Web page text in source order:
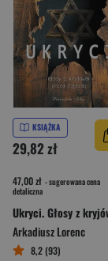
KSIĄŻKA
29,82 zł
47,00 zł - sugerowana cena
detaliczna
Arkadiusz Lorenc
8,2 (93)